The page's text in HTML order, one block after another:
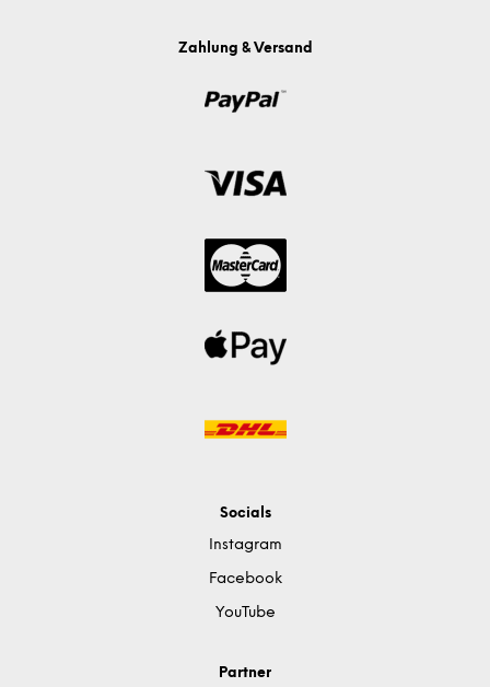
Zahlung & Versand
Socials
Instagram
Facebook
YouTube
Partner